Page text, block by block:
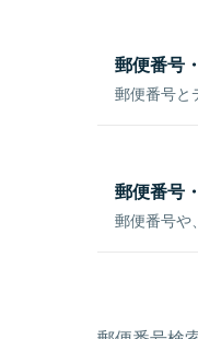
郵便番号
郵便番号と
郵便番号
郵便番号や